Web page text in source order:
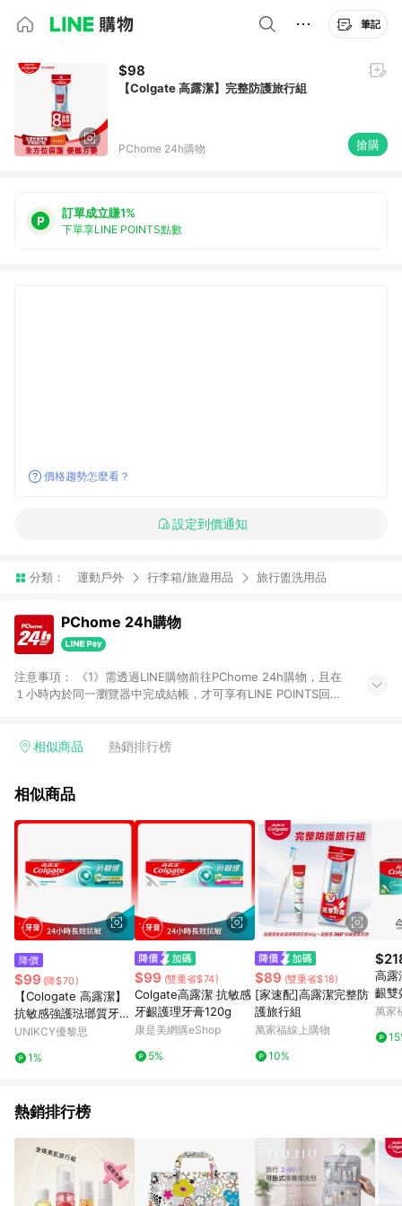
筆記
$98
【Colgate 高露潔】完整防護旅行組
PChome 24h購物 搶購
訂單成立賺1%
下單享LINE POINTS點數
價格趨勢怎麼看？
設定到價通知
分類： 運動戶外 行李箱/旅遊用品 旅行盥洗用品
PChome 24h購物
注意事項： 《1》需透過LINE購物前往PChome 24h購物，且在
１小時內於同一瀏覽器中完成結帳，才可享有LINE POINTS回饋
在點數回饋範圍內。 《3》如取消訂單、退貨、購物中登出
品、票券、訂閱方案、PChome儲值商品、企業專區/企業採購、
值點數、點數/禮物卡 [2025/2/16起適用] - 票券全品項
[2026/6/2起適用] 《5》回饋點數的計算將會排除【訂單活動折
扣 (含折價券折扣)】、【P幣扣抵】、【現金積點扣抵】及【訂單
運費】等金額。 《6》符合LINE POINTS回饋資格之訂單將於商
家訂單頁面標示「LINE回饋」，若無此標示則 不符合回饋LINE
POINTS點數資格亦不得使用點數紅包 。 《7》LINE購物設有
「單一商品最高回饋點數」機制 (特殊活動時開放「回饋無上
限」)，以同一訂單中同一商品不論件數計算，並依訂單成立時間
當下LINE購物所設定的回饋機制為準。 《8》LINE購物為購物資
訊整合性平台，商品資料更新會有時間差，如顯示之商品規格、
顏色、價位、贈品與PChome 24h購物銷售網頁不符，以銷售網
頁標示為準！
相似商品 熱銷排行榜
相似商品
降價
$99 (降$70)
【Cologate 高露潔】
抗敏感強護琺瑯質牙膏
120g
UNIKCY優黎思
1%
$99 (雙重省$74)
Colgate高露潔 抗敏感
牙齦護理牙膏120g
康是美網購eShop
5%
$89 (雙重省$18)
[家速配]高露潔完整防
護旅行組
萬家福線上購物
10%
高露
齦雙
萬家
熱銷排行榜